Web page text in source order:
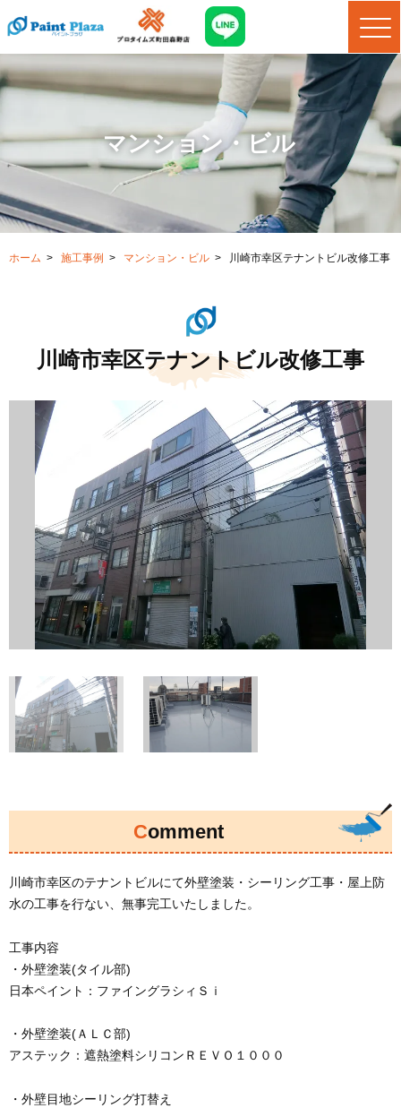
マンション・ビル
ホーム > 施工事例 > マンション・ビル > 川崎市幸区テナントビル改修工事
川崎市幸区テナントビル改修工事
Comment
川崎市幸区のテナントビルにて外壁塗装・シーリング工事・屋上防
水の工事を行ない、無事完工いたしました。
工事内容
・外壁塗装(タイル部)
日本ペイント：ファイングラシィＳｉ
・外壁塗装(ＡＬＣ部)
アステック：遮熱塗料シリコンＲＥＶＯ１０００
・外壁目地シーリング打替え